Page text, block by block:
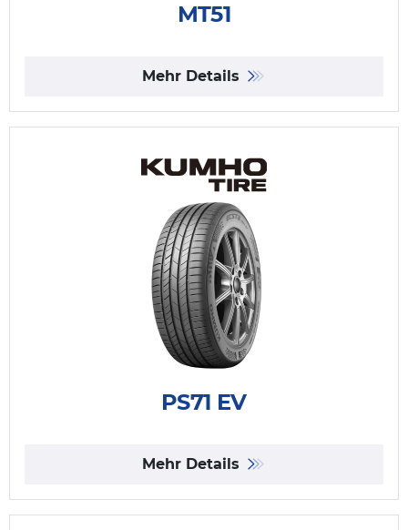
MT51
Mehr Details
PS71 EV
Mehr Details